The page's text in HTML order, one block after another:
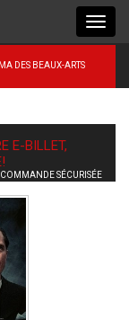
DES BEAUX-ARTS
E-BILLET,
COMMANDE SÉCURISÉE